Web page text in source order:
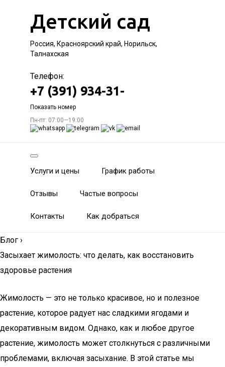
Детский сад
Россия, Красноярский край, Норильск,
Талнахская
Телефон:
+7 (391) 934-31-
Показать номер
Пн-пт: 07:00—19:00
Услуги и цены График работы
Отзывы Частые вопросы
Контакты Как добраться
Блог ›
Засыхает жимолость: что делать, как восстановить
здоровье растения
Жимолость — это не только красивое, но и полезное
растение, которое радует нас сладкими ягодами и
декоративным видом. Однако, как и любое другое
растение, жимолость может столкнуться с различными
проблемами, включая засыхание. В этой статье мы